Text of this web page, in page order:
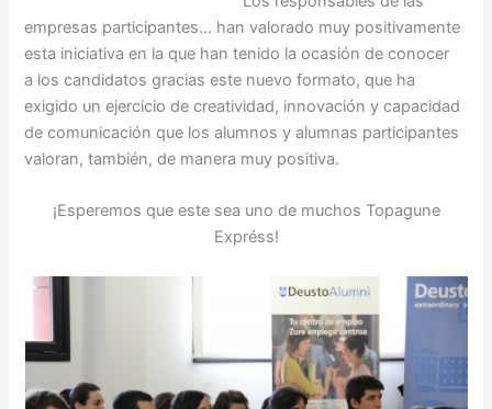
empresas participantes… han valorado muy positivamente
esta iniciativa en la que han tenido la ocasión de conocer
a los candidatos gracias este nuevo formato, que ha
exigido un ejercicio de creatividad, innovación y capacidad
de comunicación que los alumnos y alumnas participantes
valoran, también, de manera muy positiva.
¡Esperemos que este sea uno de muchos Topagune
Expréss!